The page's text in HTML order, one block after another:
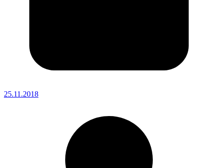
25.11.2018